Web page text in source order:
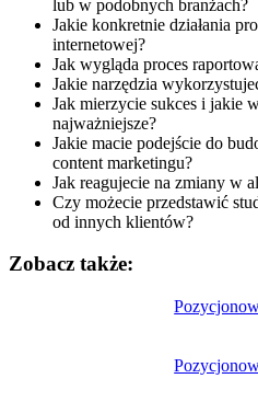
lub w podobnych branżach?
Jakie konkretnie działania
internetowej?
Jak wygląda proces
Jakie narzędzia
Jak mierzycie sukces i jakie
najważniejsze?
Jakie macie podejście do
content marketingu?
Jak reagujecie na zmiany w
Czy możecie przedstawić
od innych klientów?
Zobacz także: